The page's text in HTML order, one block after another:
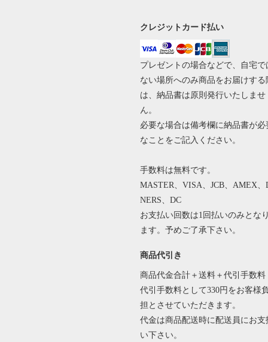
クレジットカード払い
プレゼントの場合などで、自宅で
ない場所へのみ商品をお届けする
は、納品書は原則発行いたしませ
ん。
必要な場合は備考欄に納品書が必
なことをご記入ください。
手数料は無料です。
MASTER、VISA、JCB、AMEX、
NERS、DC
お支払い回数は1回払いのみとなり
ます。予めご了承下さい。
商品代引き
商品代金合計＋送料＋代引手数料
代引手数料として330円をお客様負
担とさせていただきます。
代金は商品配送時に配送員にお支
い下さい。